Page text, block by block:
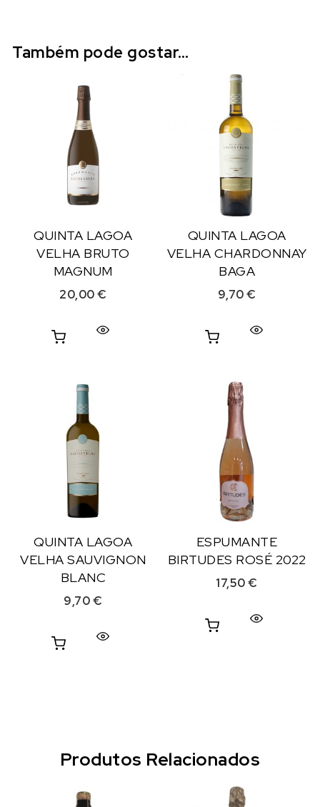
Também pode gostar…
QUINTA LAGOA
VELHA BRUTO
MAGNUM
20,00€
QUINTA LAGOA
VELHA CHARDONNAY
BAGA
9,70€
QUINTA LAGOA
VELHA SAUVIGNON
BLANC
9,70€
ESPUMANTE
BIRTUDES ROSÉ 2022
17,50€
Produtos Relacionados